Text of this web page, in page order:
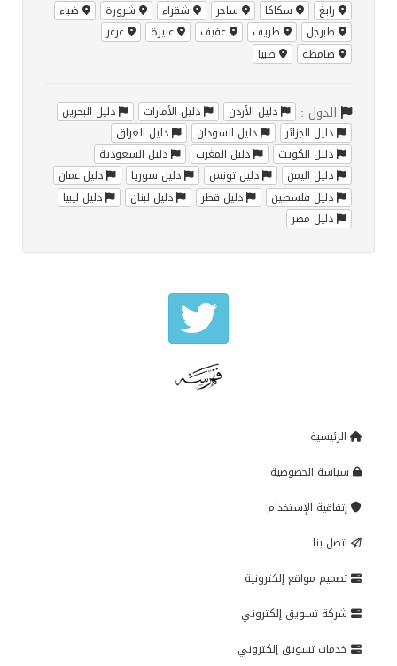
رابغ
سكاكا ساجر شقراء شرورة
ضباء
طبرجل
طريف عفيف عنيزة
عرعر
صامطة
صبيا
الدول : دليل الأردن دليل الأمارات
دليل البحرين
دليل الجزائر
دليل السودان
دليل العراق
دليل الكويت
دليل المغرب
دليل السعودية
دليل اليمن
دليل تونس دليل سوريا
دليل عمان
دليل فلسطين
دليل قطر دليل لبنان
دليل ليبيا
دليل مصر
الرئيسية
سياسة الخصوصية
إتفاقية الإستخدام
اتصل بنا
تصميم مواقع إلكترونية
شركة تسويق إلكتروني
خدمات تسويق إلكتروني